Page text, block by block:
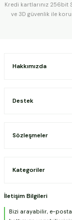
Kredi kartlarınız 256bit
ve 3D güvenlik ile
Hakkımızda
Destek
Sözleşmeler
Kategoriler
İletişim Bilgileri
Bizi arayabilir, e-